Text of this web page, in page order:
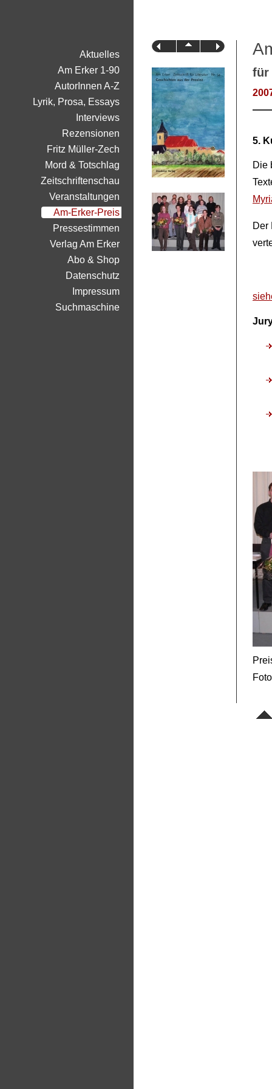
für
5.
Die
Der
Aktuelles
Am Erker 1-90
AutorInnen A-Z
Lyrik, Prosa, Essays
Interviews
Rezensionen
Fritz Müller-Zech
Mord & Totschlag
Zeitschriftenschau
Veranstaltungen
Am-Erker-Preis
Pressestimmen
Verlag Am Erker
Abo & Shop
Datenschutz
Impressum
Suchmaschine